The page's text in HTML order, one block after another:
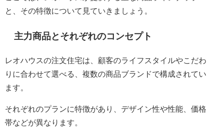
と、その特徴について見ていきましょう。
主力商品とそれぞれのコンセプト
レオハウスの注文住宅は、顧客のライフスタイルやこだわ
りに合わせて選べる、複数の商品ブランドで構成されてい
ます。
それぞれのプランに特徴があり、デザイン性や性能、価格
帯などが異なります。